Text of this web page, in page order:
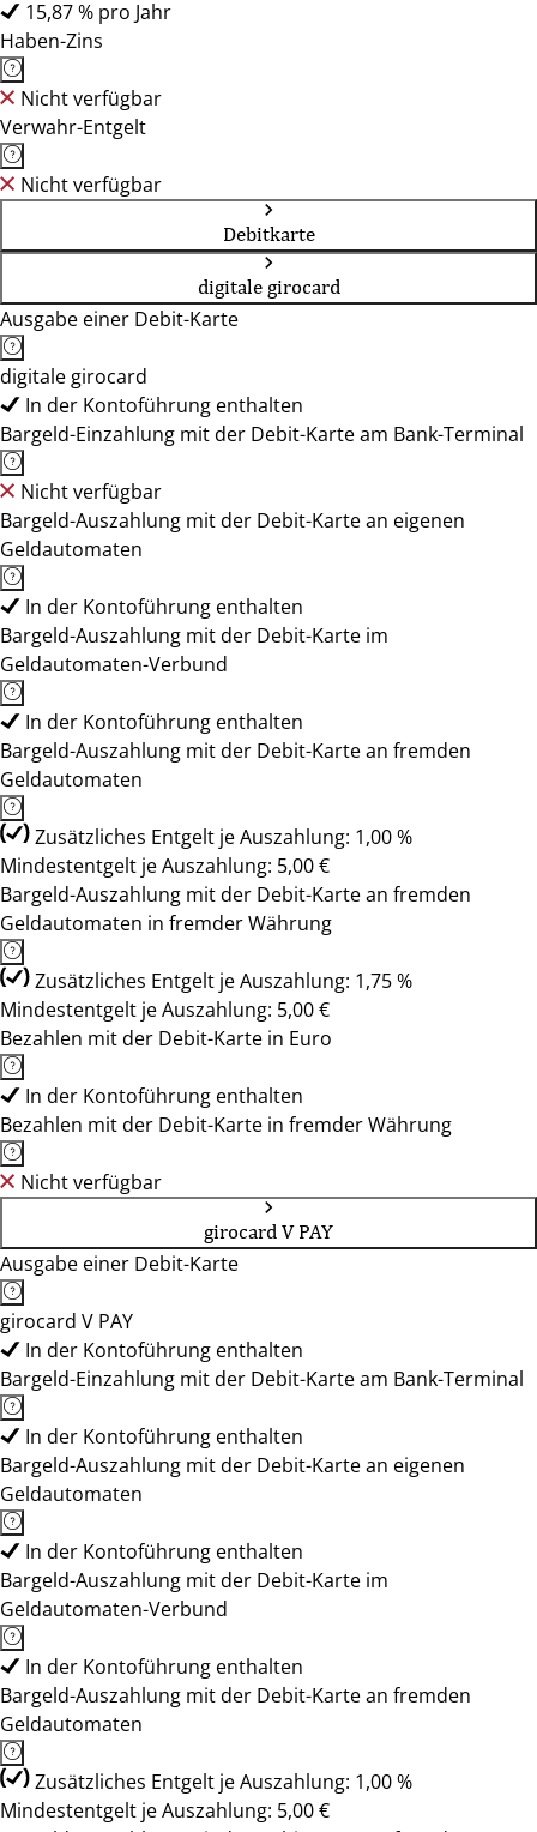
15,87 % pro Jahr
Haben-Zins
Nicht verfügbar
Verwahr-Entgelt
Nicht verfügbar
Debitkarte
digitale girocard
Ausgabe einer Debit-Karte
digitale girocard
In der Kontoführung enthalten
Bargeld-Einzahlung mit der Debit-Karte am Bank-Terminal
Nicht verfügbar
Bargeld-Auszahlung mit der Debit-Karte an eigenen
Geldautomaten
In der Kontoführung enthalten
Bargeld-Auszahlung mit der Debit-Karte im
Geldautomaten-Verbund
In der Kontoführung enthalten
Bargeld-Auszahlung mit der Debit-Karte an fremden
Geldautomaten
Zusätzliches Entgelt je Auszahlung: 1,00 %
Mindestentgelt je Auszahlung: 5,00 €
Bargeld-Auszahlung mit der Debit-Karte an fremden
Geldautomaten in fremder Währung
Zusätzliches Entgelt je Auszahlung: 1,75 %
Mindestentgelt je Auszahlung: 5,00 €
Bezahlen mit der Debit-Karte in Euro
In der Kontoführung enthalten
Bezahlen mit der Debit-Karte in fremder Währung
Nicht verfügbar
girocard V PAY
Ausgabe einer Debit-Karte
girocard V PAY
In der Kontoführung enthalten
Bargeld-Einzahlung mit der Debit-Karte am Bank-Terminal
In der Kontoführung enthalten
Bargeld-Auszahlung mit der Debit-Karte an eigenen
Geldautomaten
In der Kontoführung enthalten
Bargeld-Auszahlung mit der Debit-Karte im
Geldautomaten-Verbund
In der Kontoführung enthalten
Bargeld-Auszahlung mit der Debit-Karte an fremden
Geldautomaten
Zusätzliches Entgelt je Auszahlung: 1,00 %
Mindestentgelt je Auszahlung: 5,00 €